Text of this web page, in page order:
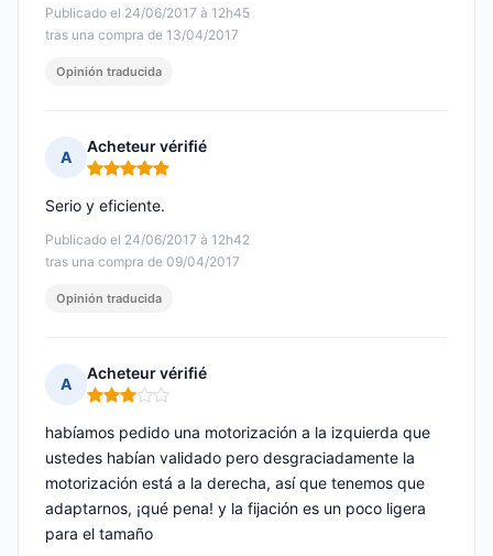
Publicado el 24/06/2017 à 12h45
tras una compra de 13/04/2017
Opinión traducida
A
Acheteur vérifié
Nota: 5 de 5
Publicado el 24/06/2017 à 12h42
tras una compra de 09/04/2017
Serio y eficiente.
Opinión traducida
A
Acheteur vérifié
Nota: 3 de 5
habíamos pedido una motorización a la izquierda que
ustedes habían validado pero desgraciadamente la
motorización está a la derecha, así que tenemos que
adaptarnos, ¡qué pena! y la fijación es un poco ligera
para el tamaño